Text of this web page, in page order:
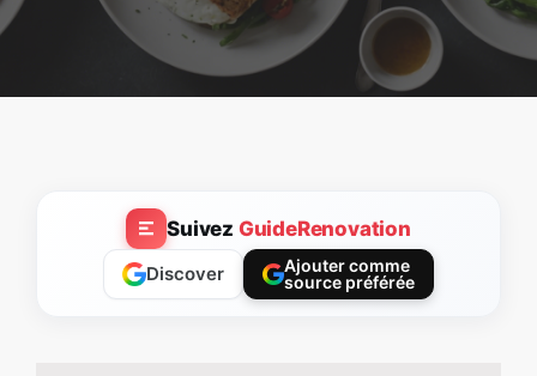
Suivez GuideRenovation
Discover
Ajouter comme
source préférée